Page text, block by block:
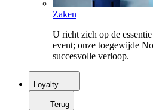
Zaken
U richt zich op de
event; onze toegewijde
succesvolle verloop.
Loyalty
Terug